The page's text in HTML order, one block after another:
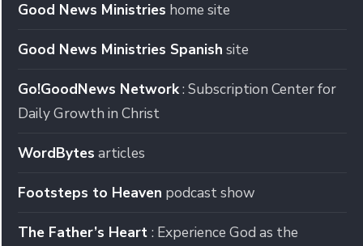
Good News Ministries home site
Good News Ministries Spanish site
Go!GoodNews Network: Subscription Center for
Daily Growth in Christ
WordBytes articles
Footsteps to Heaven podcast show
The Father’s Heart : Experience God as the